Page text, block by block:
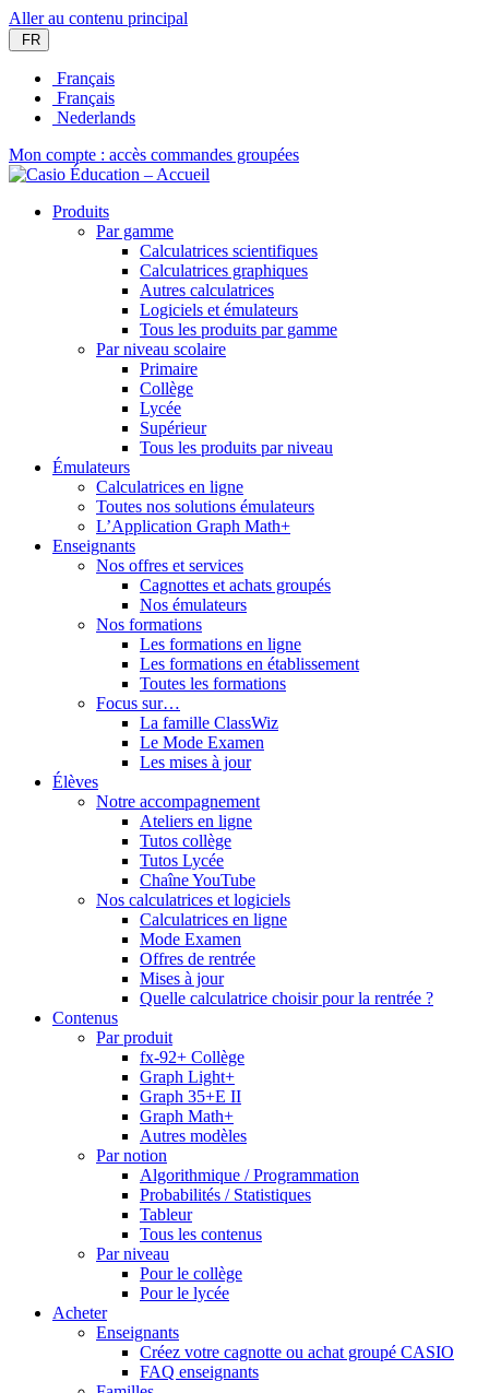
Aller au contenu principal
FR
Français
Français
Nederlands
Mon compte : accès commandes groupées
Produits
Par gamme
Calculatrices scientifiques
Calculatrices graphiques
Autres calculatrices
Logiciels et émulateurs
Tous les produits par gamme
Par niveau scolaire
Primaire
Collège
Lycée
Supérieur
Tous les produits par niveau
Émulateurs
Calculatrices en ligne
Toutes nos solutions émulateurs
L’Application Graph Math+
Enseignants
Nos offres et services
Cagnottes et achats groupés
Nos émulateurs
Nos formations
Les formations en ligne
Les formations en établissement
Toutes les formations
Focus sur…
La famille ClassWiz
Le Mode Examen
Les mises à jour
Élèves
Notre accompagnement
Ateliers en ligne
Tutos collège
Tutos Lycée
Chaîne YouTube
Nos calculatrices et logiciels
Calculatrices en ligne
Mode Examen
Offres de rentrée
Mises à jour
Quelle calculatrice choisir pour la rentrée ?
Contenus
Par produit
fx-92+ Collège
Graph Light+
Graph 35+E II
Graph Math+
Autres modèles
Par notion
Algorithmique / Programmation
Probabilités / Statistiques
Tableur
Tous les contenus
Par niveau
Pour le collège
Pour le lycée
Acheter
Enseignants
Créez votre cagnotte ou achat groupé CASIO
FAQ enseignants